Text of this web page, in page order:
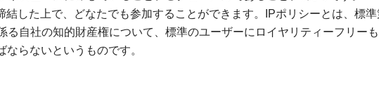
結した上で、どなたでも参加することができます。IPポリシーとは、標準
る自社の知的財産権について、標準のユーザーにロイヤリティーフリー
らないというものです。